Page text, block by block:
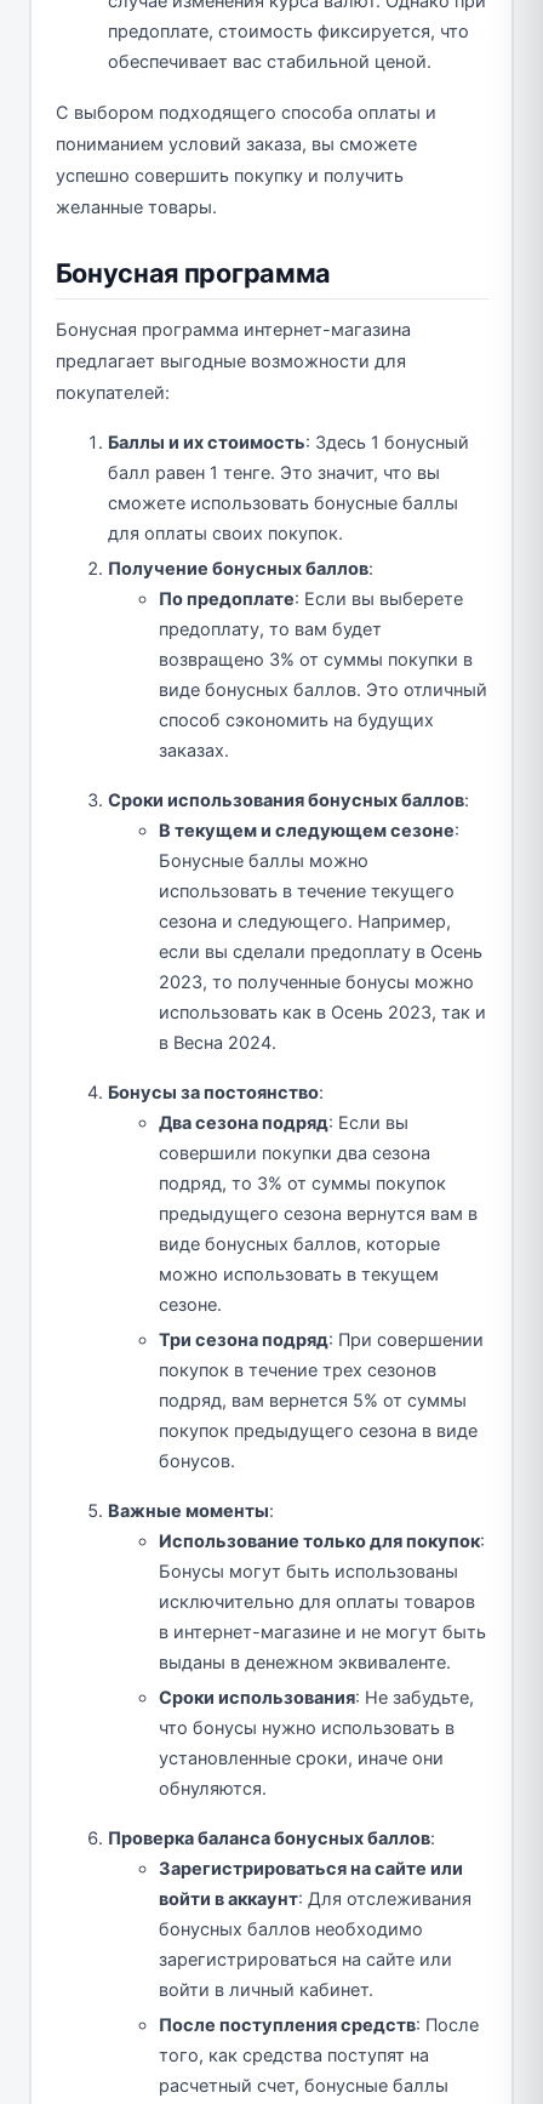
предоплате, стоимость фиксируется, что
обеспечивает вас стабильной ценой.
С выбором подходящего способа оплаты и
пониманием условий заказа, вы сможете
успешно совершить покупку и получить
желанные товары.
Бонусная программа
Бонусная программа интернет-магазина
предлагает выгодные возможности для
покупателей:
Баллы и их стоимость: Здесь 1 бонусный
балл равен 1 тенге. Это значит, что вы
сможете использовать бонусные баллы
для оплаты своих покупок.
Получение бонусных баллов:
По предоплате: Если вы выберете
предоплату, то вам будет
возвращено 3% от суммы покупки в
виде бонусных баллов. Это отличный
способ сэкономить на будущих
заказах.
Сроки использования бонусных баллов:
В текущем и следующем сезоне:
Бонусные баллы можно
использовать в течение текущего
сезона и следующего. Например,
если вы сделали предоплату в Осень
2023, то полученные бонусы можно
использовать как в Осень 2023, так и
в Весна 2024.
Бонусы за постоянство:
Два сезона подряд: Если вы
совершили покупки два сезона
подряд, то 3% от суммы покупок
предыдущего сезона вернутся вам в
виде бонусных баллов, которые
можно использовать в текущем
сезоне.
Три сезона подряд: При совершении
покупок в течение трех сезонов
подряд, вам вернется 5% от суммы
покупок предыдущего сезона в виде
бонусов.
Важные моменты:
Использование только для покупок:
Бонусы могут быть использованы
исключительно для оплаты товаров
в интернет-магазине и не могут быть
выданы в денежном эквиваленте.
Сроки использования: Не забудьте,
что бонусы нужно использовать в
установленные сроки, иначе они
обнуляются.
Проверка баланса бонусных баллов:
Зарегистрироваться на сайте или
войти в аккаунт: Для отслеживания
бонусных баллов необходимо
зарегистрироваться на сайте или
войти в личный кабинет.
После поступления средств: После
того, как средства поступят на
расчетный счет, бонусные баллы